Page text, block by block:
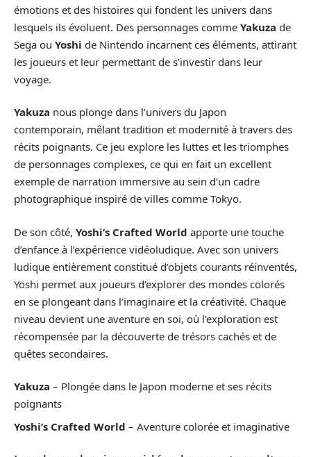
émotions et des histoires qui fondent les univers dans
lesquels ils évoluent. Des personnages comme Yakuza de
Sega ou Yoshi de Nintendo incarnent ces éléments, attirant
les joueurs et leur permettant de s’investir dans leur
voyage.
Yakuza nous plonge dans l’univers du Japon
contemporain, mêlant tradition et modernité à travers des
récits poignants. Ce jeu explore les luttes et les triomphes
de personnages complexes, ce qui en fait un excellent
exemple de narration immersive au sein d’un cadre
photographique inspiré de villes comme Tokyo.
De son côté, Yoshi’s Crafted World apporte une touche
d’enfance à l’expérience vidéoludique. Avec son univers
ludique entièrement constitué d’objets courants réinventés,
Yoshi permet aux joueurs d’explorer des mondes colorés
en se plongeant dans l’imaginaire et la créativité. Chaque
niveau devient une aventure en soi, où l’exploration est
récompensée par la découverte de trésors cachés et de
quêtes secondaires.
Yakuza – Plongée dans le Japon moderne et ses récits
poignants
Yoshi’s Crafted World – Aventure colorée et imaginative